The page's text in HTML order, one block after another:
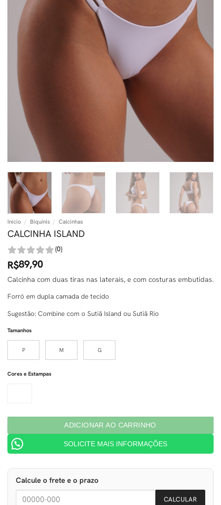
Início / Biquínis / Calcinhas
CALCINHA ISLAND
(0)
R$89,90
Calcinha com duas tiras nas laterais, e com costuras embutidas.
Forró em dupla camada de tecido
Sugestão: Combine com o Sutiã Island ou Sutiã Rio
Tamanhos
P M G
Cores e Estampas
ADICIONAR AO CARRINHO
SOLICITE MAIS INFORMAÇÕES
Calcule o frete e o prazo
CALCULAR